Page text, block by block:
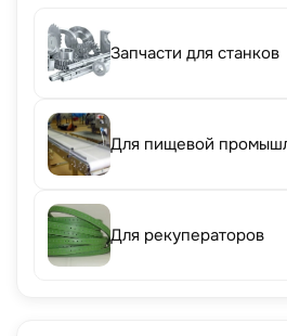
Запчасти для станков
Для пищевой
Для рекуператоров